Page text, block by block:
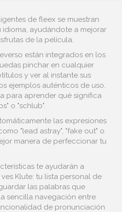
de fleex se muestran
ayudándote a mejorar
de la película.
están integrados en los
pinchar en cualquier
y ver al instante sus
ejemplos auténticos de uso.
para aprender qué significa
o "schlub".
las expresiones
"lead astray", "fake out" o
manera de perfeccionar tu
te ayudarán a
Klute: tu lista personal de
las palabras que
sencilla navegación entre
de pronunciación